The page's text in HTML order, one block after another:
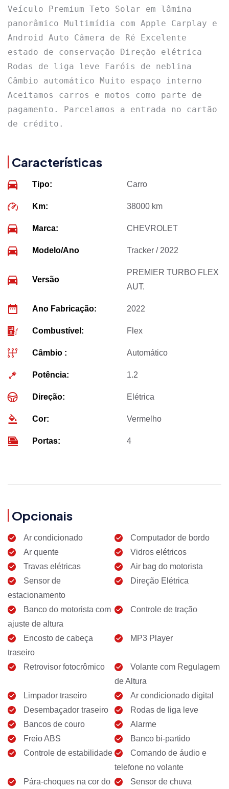
Veículo Premium Teto Solar em lâmina
panorâmico Multimídia com Apple Carplay e
Android Auto Câmera de Ré Excelente
estado de conservação Direção elétrica
Rodas de liga leve Faróis de neblina
Câmbio automático Muito espaço interno
Aceitamos carros e motos como parte de
pagamento. Parcelamos a entrada no cartão
de crédito.
Características
Tipo: Carro
Km: 38000 km
Marca: CHEVROLET
Modelo/Ano Tracker / 2022
Versão
PREMIER TURBO FLEX
AUT.
Ano Fabricação: 2022
Combustível: Flex
Câmbio : Automático
Potência: 1.2
Direção: Elétrica
Cor: Vermelho
Portas: 4
Opcionais
Ar condicionado
Computador de bordo
Ar quente
Vidros elétricos
Travas elétricas
Air bag do motorista
Sensor de
estacionamento
Direção Elétrica
Banco do motorista com
ajuste de altura
Controle de tração
Encosto de cabeça
traseiro
MP3 Player
Retrovisor fotocrômico
Volante com Regulagem
de Altura
Limpador traseiro
Ar condicionado digital
Desembaçador traseiro
Rodas de liga leve
Bancos de couro
Alarme
Freio ABS
Banco bi-partido
Controle de estabilidade
Comando de áudio e
telefone no volante
Pára-choques na cor do
Sensor de chuva